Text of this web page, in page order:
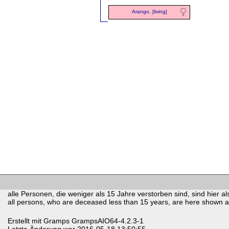
Arango, [living]
alle Personen, die weniger als 15 Jahre verstorben sind, sind hier
all persons, who are deceased less than 15 years, are here shown
Erstellt mit Gramps GrampsAIO64-4.2.3-1